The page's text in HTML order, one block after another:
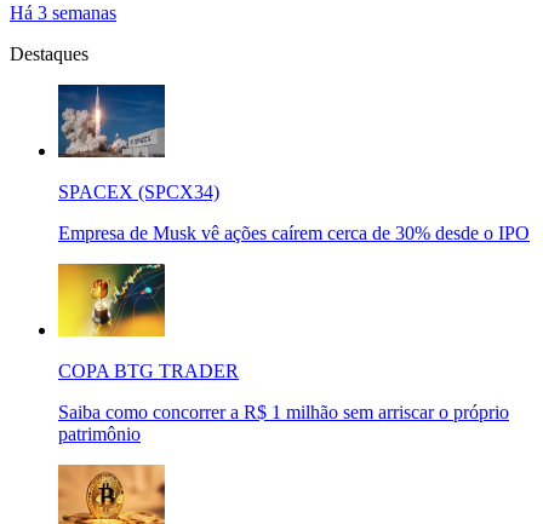
Há 3 semanas
Destaques
SPACEX (SPCX34)
Empresa de Musk vê ações caírem cerca de 30% desde o IPO
COPA BTG TRADER
Saiba como concorrer a R$ 1 milhão sem arriscar o próprio
patrimônio